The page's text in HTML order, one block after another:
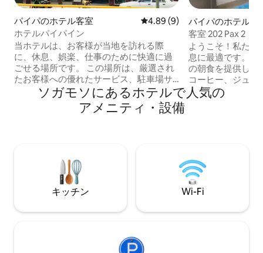
パイパのホテル客室 レビュー9件、5つ星中4.89つ
4.89 (9)
ホテルパイパイン
当ホテルは、お客様が当地を訪れる際
に、休息、娯楽、仕事のために快適に過
ごせる場所です。 この場所は、厳選され
たお客様への優れたサービス、駐車場サ
ービスを含み、パイパでの滞在をより良
くするための快適で清潔な場所を提供し
位置しています。 掲載価格はカップル料
パイパのホテル客
客室 202 Pax 2
ようこそ！私たち
息に最適です。1
の朝食を提供して
コーヒー、ジュー
ます。また、ラ
メニューもご用意
セなどの観光スポ
す。お会いできる
す！
ソガモソにあるホ⁠テ⁠ル⁠で人⁠気⁠の
ア⁠メ⁠ニ⁠テ⁠ィ⁠・設⁠備
キッチン Wi-Fi